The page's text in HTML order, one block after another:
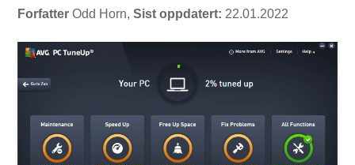
Forfatter Odd Horn,Sist oppdatert: 22.01.2022